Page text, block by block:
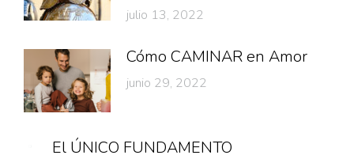
julio 13, 2022
Cómo CAMINAR en Amor
junio 29, 2022
El ÚNICO FUNDAMENTO